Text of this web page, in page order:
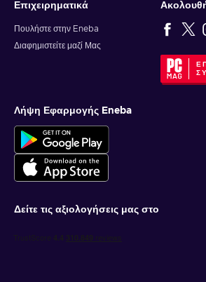
Επιχειρηματικά
Πουλήστε στην Eneba
Διαφημιστείτε μαζί Μας
Λήψη Εφαρμογής Eneba
Δείτε τις αξιολογήσεις μας στο